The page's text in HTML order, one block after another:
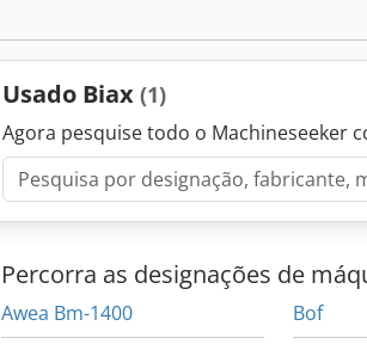
Usado Biax (1)
Agora pesquise todo o Machineseeker
Percorra as designações de
Awea Bm-1400
Bof